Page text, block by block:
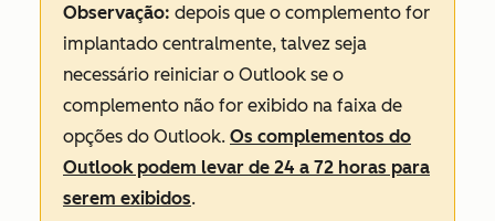
Observação: depois que o complemento for
implantado centralmente, talvez seja
necessário reiniciar o Outlook se o
complemento não for exibido na faixa de
opções do Outlook. Os complementos do
Outlook podem levar de 24 a 72 horas para
serem exibidos.